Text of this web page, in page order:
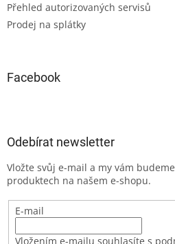
Přehled autorizovaných servisů
Prodej na splátky
Facebook
Odebírat newsletter
Vložte svůj e-mail a my vám
produktech na našem e-shopu.
E-mail
Vložením e-mailu souhlasíte s